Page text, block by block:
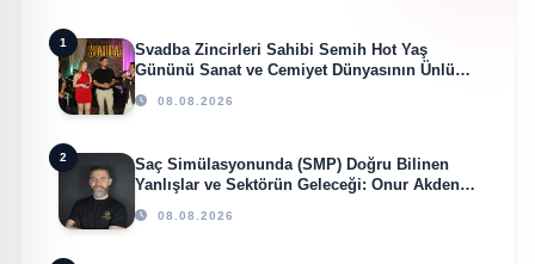
1
Svadba Zincirleri Sahibi Semih Hot Yaş
Gününü Sanat ve Cemiyet Dünyasının Ünlü
08.08.2026
2
Saç Simülasyonunda (SMP) Doğru Bilinen
Yanlışlar ve Sektörün Geleceği: Onur Akdeniz
08.08.2026